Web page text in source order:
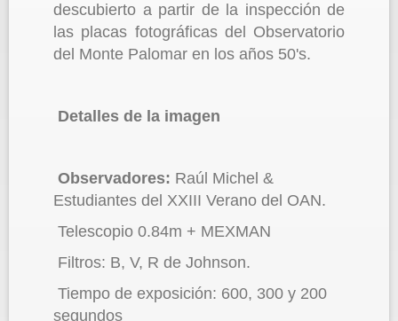
descubierto a partir de la inspección de
las placas fotográficas del Observatorio
del Monte Palomar en los años 50's.
Detalles de la imagen
Observadores: Raúl Michel &
Estudiantes del XXIII Verano del OAN.
Telescopio 0.84m + MEXMAN
Filtros: B, V, R de Johnson.
Tiempo de exposición: 600, 300 y 200
segundos